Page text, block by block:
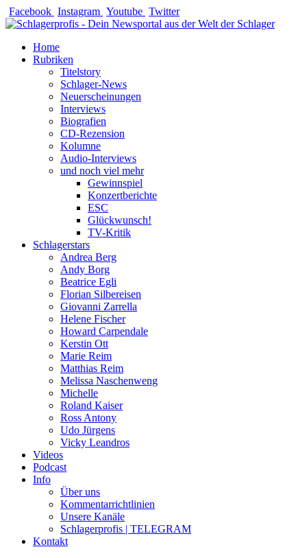
Zum
Inhalt
Facebook Instagram Youtube Twitter
Home
Rubriken
Titelstory
Schlager-News
Neuerscheinungen
Interviews
Biografien
CD-Rezension
Kolumne
Audio-Interviews
und noch viel mehr
Gewinnspiel
Konzertberichte
ESC
Glückwunsch!
TV-Kritik
Schlagerstars
Andrea Berg
Andy Borg
Beatrice Egli
Florian Silbereisen
Giovanni Zarrella
Helene Fischer
Howard Carpendale
Kerstin Ott
Marie Reim
Matthias Reim
Melissa Naschenweng
Michelle
Roland Kaiser
Ross Antony
Udo Jürgens
Vicky Leandros
Videos
Podcast
Info
Über uns
Kommentarrichtlinien
Unsere Kanäle
Schlagerprofis | TELEGRAM
Kontakt